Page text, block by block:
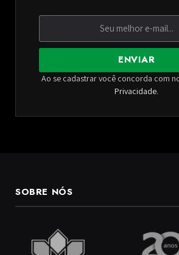
ENVIAR
Ao se cadastrar você concorda com
Privacidade.
SOBRE NÓS